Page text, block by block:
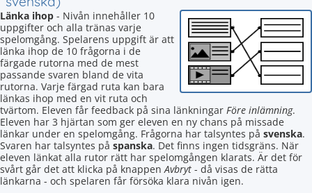
Länka ihop - Nivån innehåller 10
uppgifter och alla tränas varje
spelomgång. Spelarens uppgift är att
länka ihop de 10 frågorna i de
färgade rutorna med de mest
passande svaren bland de vita
rutorna. Varje färgad ruta kan bara
länkas ihop med en vit ruta och
tvärtom. Eleven får feedback på sina länkningar Före inlämning.
Eleven har 3 hjärtan som ger eleven en ny chans på missade
länkar under en spelomgång. Frågorna har talsyntes på svenska.
Svaren har talsyntes på spanska. Det finns ingen tidsgräns. När
eleven länkat alla rutor rätt har spelomgången klarats. Är det för
svårt går det att klicka på knappenAvbryt - då visas de rätta
länkarna - och spelaren får försöka klara nivån igen.